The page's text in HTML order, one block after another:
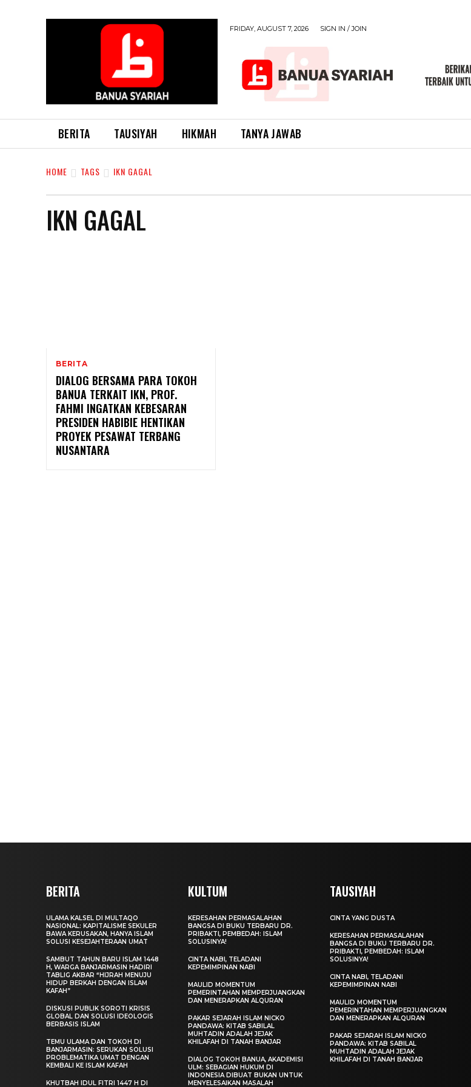
FRIDAY, AUGUST 7, 2026 SIGN IN / JOIN
BERITA TAUSIYAH HIKMAH TANYA JAWAB
HOME TAGS IKN GAGAL
IKN GAGAL
BERITA
DIALOG BERSAMA PARA TOKOH
BANUA TERKAIT IKN, PROF.
FAHMI INGATKAN KEBESARAN
PRESIDEN HABIBIE HENTIKAN
PROYEK PESAWAT TERBANG
NUSANTARA
BERITA
ULAMA KALSEL DI MULTAQO
NASIONAL: KAPITALISME SEKULER
BAWA KERUSAKAN, HANYA ISLAM
SOLUSI KESEJAHTERAAN UMAT
SAMBUT TAHUN BARU ISLAM 1448
H, WARGA BANJARMASIN HADIRI
TABLIG AKBAR “HIJRAH MENUJU
HIDUP BERKAH DENGAN ISLAM
KAFAH”
DISKUSI PUBLIK SOROTI KRISIS
GLOBAL DAN SOLUSI IDEOLOGIS
BERBASIS ISLAM
TEMU ULAMA DAN TOKOH DI
BANJARMASIN: SERUKAN SOLUSI
PROBLEMATIKA UMAT DENGAN
KEMBALI KE ISLAM KAFAH
KHUTBAH IDUL FITRI 1447 H DI
KULTUM
KERESAHAN PERMASALAHAN
BANGSA DI BUKU TERBARU DR.
PRIBAKTI, PEMBEDAH: ISLAM
SOLUSINYA!
CINTA NABI, TELADANI
KEPEMIMPINAN NABI
MAULID MOMENTUM
PEMERINTAHAN MEMPERJUANGKAN
DAN MENERAPKAN ALQURAN
PAKAR SEJARAH ISLAM NICKO
PANDAWA: KITAB SABILAL
MUHTADIN ADALAH JEJAK
KHILAFAH DI TANAH BANJAR
DIALOG TOKOH BANUA, AKADEMISI
ULM: SEBAGIAN HUKUM DI
INDONESIA DIBUAT BUKAN UNTUK
MENYELESAIKAN MASALAH
TAUSIYAH
CINTA YANG DUSTA
KERESAHAN PERMASALAHAN
BANGSA DI BUKU TERBARU DR.
PRIBAKTI, PEMBEDAH: ISLAM
SOLUSINYA!
CINTA NABI, TELADANI
KEPEMIMPINAN NABI
MAULID MOMENTUM
PEMERINTAHAN MEMPERJUANGKAN
DAN MENERAPKAN ALQURAN
PAKAR SEJARAH ISLAM NICKO
PANDAWA: KITAB SABILAL
MUHTADIN ADALAH JEJAK
KHILAFAH DI TANAH BANJAR